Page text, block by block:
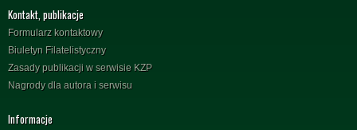
Kontakt, publikacje
Formularz kontaktowy
Biuletyn Filatelistyczny
Zasady publikacji w serwisie KZP
Nagrody dla autora i serwisu
Informacje